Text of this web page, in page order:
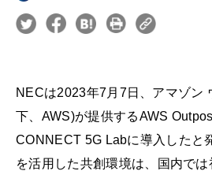
NECは2023年7月7日、アマゾン
下、AWS)が提供するAWS
CONNECT 5G Labに導入したと
を活用した共創環境は、国内では